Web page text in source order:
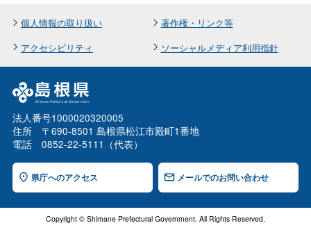
個人情報の取り扱い
著作権・リンク等
アクセシビリティ
ソーシャルメディア利用指針
法人番号1000020320005
住所 〒690-8501 島根県松江市殿町1番地
電話 0852-22-5111（代表）
県庁へのアクセス メールでのお問い合わせ
Copyright © Shimane Prefectural Government. All Rights Reserved.